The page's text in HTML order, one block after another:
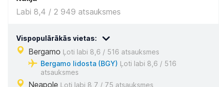
Labi 8,4 / 2 949 atsauksmes
Vispopulārākās vietas:
Bergamo Ļoti labi 8,6 / 516 atsauksmes
Bergamo lidosta (BGY) Ļoti labi 8,6 / 516
atsauksmes
Neapole Ļoti labi 8,7 / 75 atsauksmes